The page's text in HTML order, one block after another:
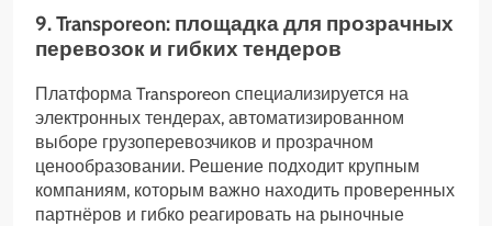
9. Transporeon: площадка для прозрачных
перевозок и гибких тендеров
Платформа Transporeon специализируется на
электронных тендерах, автоматизированном
выборе грузоперевозчиков и прозрачном
ценообразовании. Решение подходит крупным
компаниям, которым важно находить проверенных
партнёров и гибко реагировать на рыночные